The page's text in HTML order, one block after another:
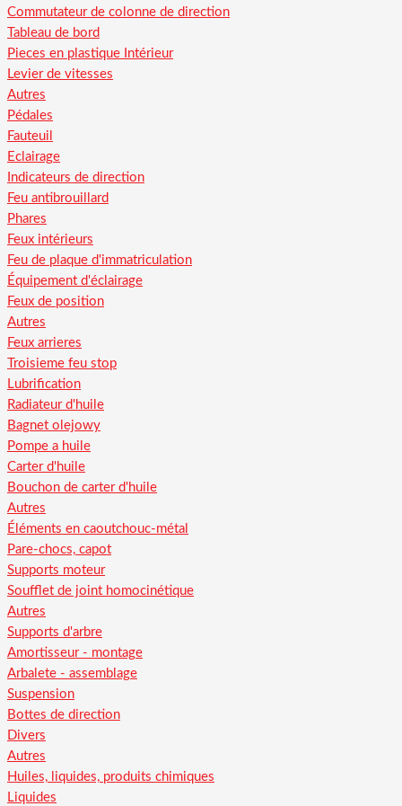
Commutateur de colonne de direction
Tableau de bord
Pieces en plastique Intérieur
Levier de vitesses
Autres
Pédales
Fauteuil
Eclairage
Indicateurs de direction
Feu antibrouillard
Phares
Feux intérieurs
Feu de plaque d'immatriculation
Équipement d'éclairage
Feux de position
Autres
Feux arrieres
Troisieme feu stop
Lubrification
Radiateur d'huile
Bagnet olejowy
Pompe a huile
Carter d'huile
Bouchon de carter d'huile
Autres
Éléments en caoutchouc-métal
Pare-chocs, capot
Supports moteur
Soufflet de joint homocinétique
Autres
Supports d'arbre
Amortisseur - montage
Arbalete - assemblage
Suspension
Bottes de direction
Divers
Autres
Huiles, liquides, produits chimiques
Liquides